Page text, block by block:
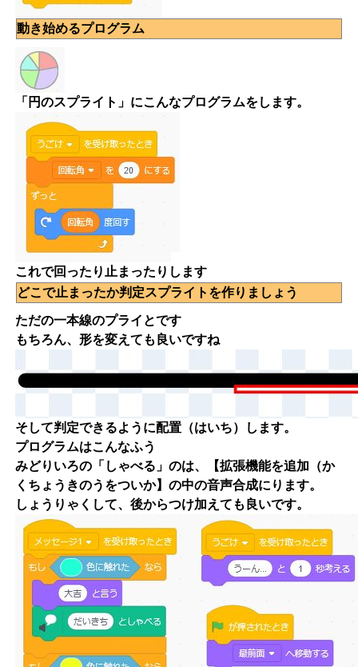
動き始めるプログラム
「円のスプライト」にこんなプログラムをします。
これで回ったり止まったりします
どこで止まったか判定スプライトを作りましょう
ただの一本線のプライとです
もちろん、形を変えても良いですね
そして判定できるように配置（はいち）します。
プログラムはこんなふう
みどりいろの「しゃべる」のは、
【拡張機能を追加（か
くちょうきのうをついか】 の中の音声合成にります。
しょうりゃくして、後からつけ加えても良いです。